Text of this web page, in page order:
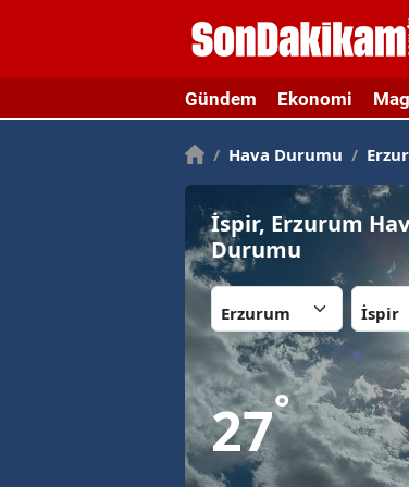
Gündem Ekonomi
/ Hava Durumu /
İspir, Erzurum
Durumu
27°